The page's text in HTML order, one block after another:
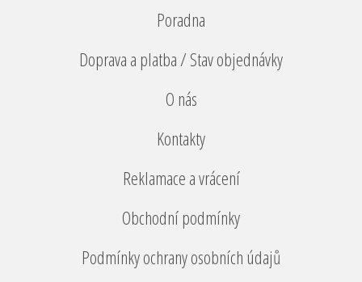
Poradna
Doprava a platba / Stav objednávky
O nás
Kontakty
Reklamace a vrácení
Obchodní podmínky
Podmínky ochrany osobních údajů